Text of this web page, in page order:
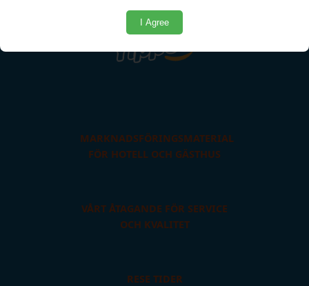
I Agree
MARKNADSFÖRINGSMATERIAL
FÖR HOTELL OCH GÄSTHUS
VÅRT ÅTAGANDE FÖR SERVICE
OCH KVALITET
RESE TIDER